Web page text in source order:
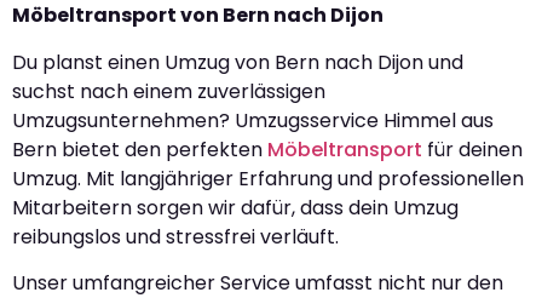
Möbeltransport von Bern nach Dijon
Du planst einen Umzug von Bern nach Dijon und
suchst nach einem zuverlässigen
Umzugsunternehmen? Umzugsservice Himmel aus
Bern bietet den perfekten Möbeltransport für deinen
Umzug. Mit langjähriger Erfahrung und professionellen
Mitarbeitern sorgen wir dafür, dass dein Umzug
reibungslos und stressfrei verläuft.
Unser umfangreicher Service umfasst nicht nur den